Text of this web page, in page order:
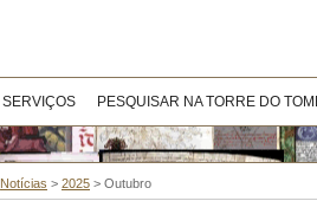
SERVIÇOS PESQUISAR NA TORRE DO
Notícias > 2025 > Outubro